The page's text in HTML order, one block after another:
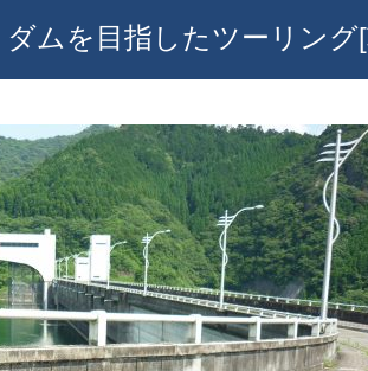
ムを目指したツーリング